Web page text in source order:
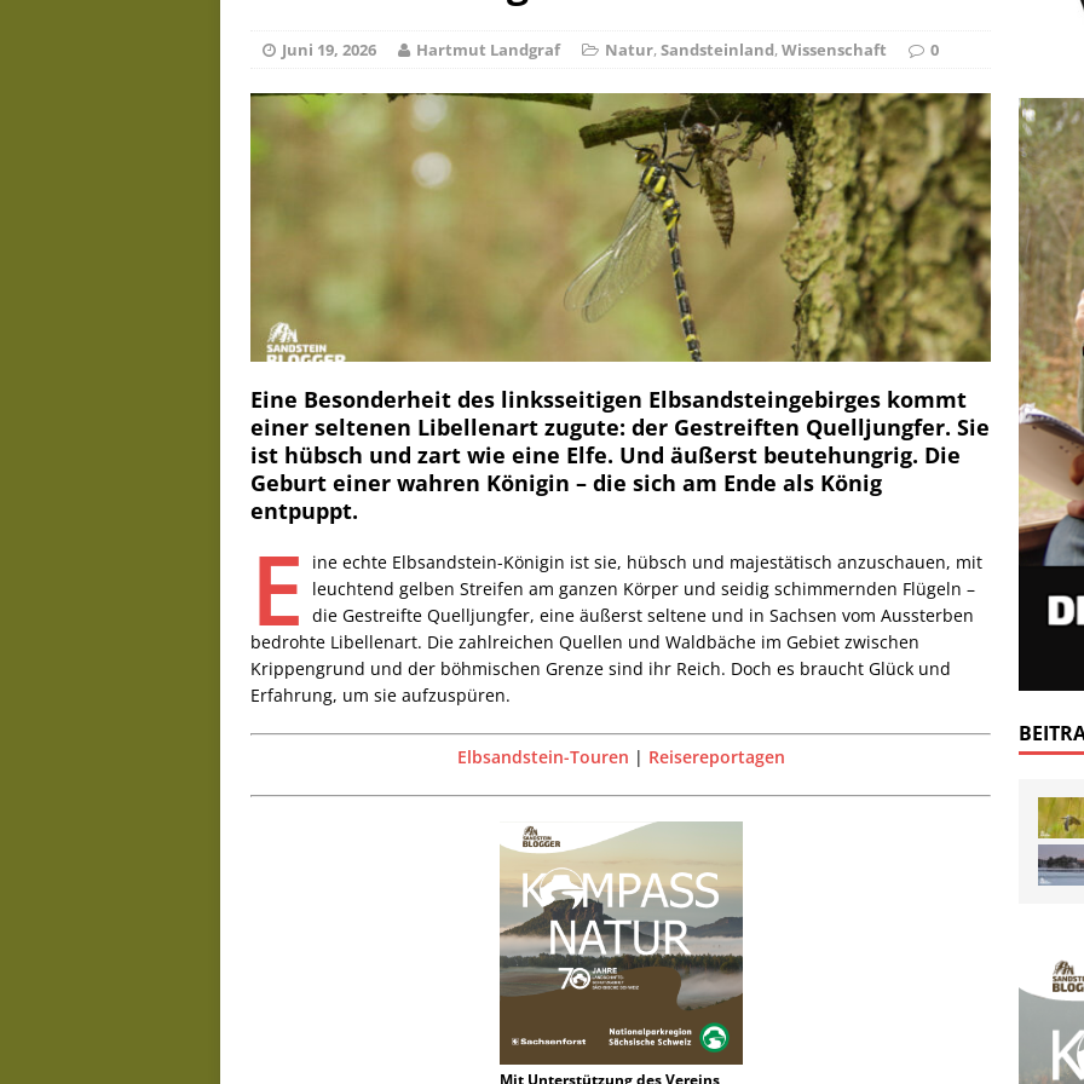
Der Falschspieler DRAUSSEN
Juni 19, 2026 Hartmut Landgraf Natur,Sandsteinland,Wissenschaft 0
Eine Besonderheit des linksseitigen Elbsandsteingebirges kommt
einer seltenen Libellenart zugute: der Gestreiften Quelljungfer. Sie
ist hübsch und zart wie eine Elfe. Und äußerst beutehungrig. Die
Geburt einer wahren Königin – die sich am Ende als König
entpuppt.
E
ine echte Elbsandstein-Königin ist sie, hübsch und majestätisch anzuschauen, mit
leuchtend gelben Streifen am ganzen Körper und seidig schimmernden Flügeln –
die Gestreifte Quelljungfer, eine äußerst seltene und in Sachsen vom Aussterben
bedrohte Libellenart. Die zahlreichen Quellen und Waldbäche im Gebiet zwischen
Krippengrund und der böhmischen Grenze sind ihr Reich. Doch es braucht Glück und
Erfahrung, um sie aufzuspüren.
Elbsandstein-Touren | Reisereportagen